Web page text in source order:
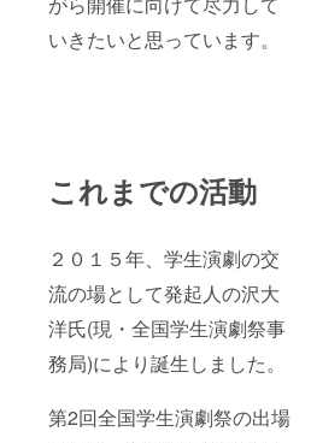
いきたいと思っています。
これまでの活動
２０１５年、学生演劇の交
流の場として発起人の沢大
洋氏(現・全国学生演劇祭事
務局)により誕生しました。
第2回全国学生演劇祭の出場